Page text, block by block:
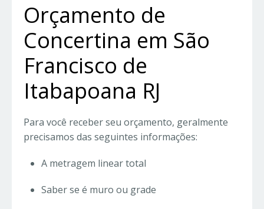
Orçamento de
Concertina em São
Francisco de
Itabapoana RJ
Para você receber seu orçamento, geralmente
precisamos das seguintes informações:
A metragem linear total
Saber se é muro ou grade